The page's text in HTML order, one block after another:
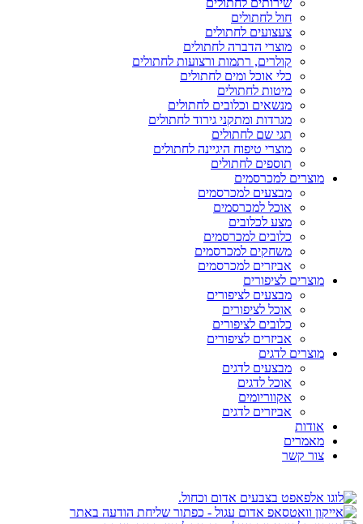
שירותים לחתולים
חול לחתולים
צעצועים לחתולים
מוצרי הדברה לחתולים
קולרים, רתמות ורצועות לחתולים
כלי אוכל ומים לחתולים
מיטות לחתולים
מנשאים וכלובים לחתולים
מגרדות ומתקני גירוד לחתולים
תגי שם לחתולים
מוצרי טיפוח היגיינה לחתולים
תוספים לחתולים
מוצרים למכרסמים
מבצעים למכרסמים
אוכל למכרסמים
מצע לכלובים
כלובים למכרסמים
משחקים למכרסמים
אביזרים למכרסמים
מוצרים לציפורים
מבצעים לציפורים
אוכל לציפורים
כלובים לציפורים
אביזרים לציפורים
מוצרים לדגים
מבצעים לדגים
אוכל לדגים
אקווריומים
אביזרים לדגים
אודות
מאמרים
צור קשר